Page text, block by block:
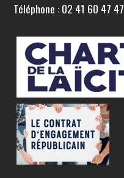
Téléphone : 02 41 60 47 47